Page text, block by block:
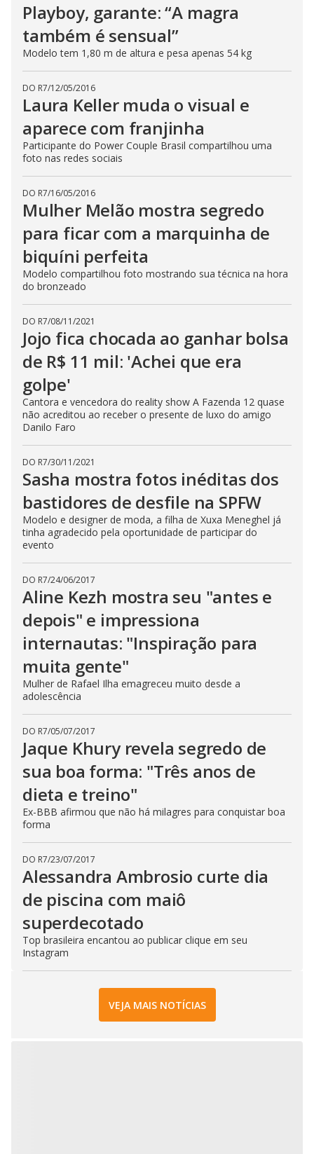
Playboy, garante: “A magra
também é sensual”
Modelo tem 1,80 m de altura e pesa apenas 54 kg
DO R7/12/05/2016
Laura Keller muda o visual e
aparece com franjinha
Participante do Power Couple Brasil compartilhou uma
foto nas redes sociais
DO R7/16/05/2016
Mulher Melão mostra segredo
para ficar com a marquinha de
biquíni perfeita
Modelo compartilhou foto mostrando sua técnica na hora
do bronzeado
DO R7/08/11/2021
Jojo fica chocada ao ganhar bolsa
de R$ 11 mil: 'Achei que era
golpe'
Cantora e vencedora do reality show A Fazenda 12 quase
não acreditou ao receber o presente de luxo do amigo
Danilo Faro
DO R7/30/11/2021
Sasha mostra fotos inéditas dos
bastidores de desfile na SPFW
Modelo e designer de moda, a filha de Xuxa Meneghel já
tinha agradecido pela oportunidade de participar do
evento
DO R7/24/06/2017
Aline Kezh mostra seu "antes e
depois" e impressiona
internautas: "Inspiração para
muita gente"
Mulher de Rafael Ilha emagreceu muito desde a
adolescência
DO R7/05/07/2017
Jaque Khury revela segredo de
sua boa forma: "Três anos de
dieta e treino"
Ex-BBB afirmou que não há milagres para conquistar boa
forma
DO R7/23/07/2017
Alessandra Ambrosio curte dia
de piscina com maiô
superdecotado
Top brasileira encantou ao publicar clique em seu
Instagram
VEJA MAIS NOTÍCIAS